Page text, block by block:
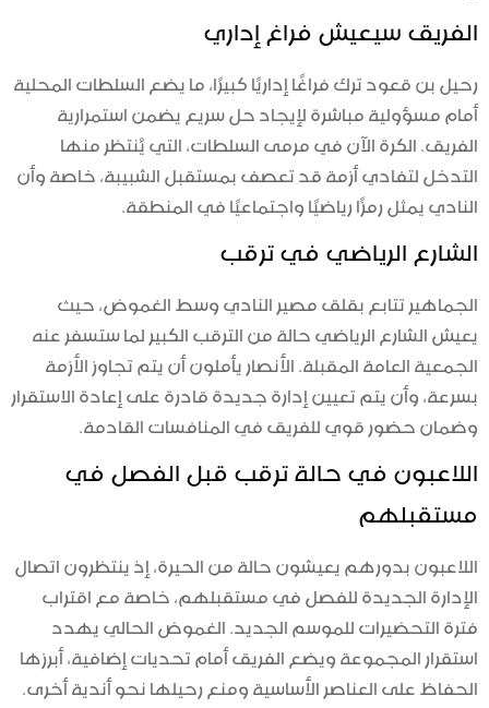
الفريق سيعيش فراغ إداري
رحيل بن قعود ترك فراغًا إداريًا كبيرًا، ما يضع السلطات المحلية
أمام مسؤولية مباشرة لإيجاد حل سريع يضمن استمرارية
الفريق. الكرة الآن في مرمى السلطات، التي يُنتظر منها
التدخل لتفادي أزمة قد تعصف بمستقبل الشبيبة، خاصة وأن
النادي يمثل رمزًا رياضيًا واجتماعيًا في المنطقة.
الشارع الرياضي في ترقب
الجماهير تتابع بقلق مصير النادي وسط الغموض، حيث
يعيش الشارع الرياضي حالة من الترقب الكبير لما ستسفر عنه
الجمعية العامة المقبلة. الأنصار يأملون أن يتم تجاوز الأزمة
بسرعة، وأن يتم تعيين إدارة جديدة قادرة على إعادة الاستقرار
وضمان حضور قوي للفريق في المنافسات القادمة.
اللاعبون في حالة ترقب قبل الفصل في
مستقبلهم
اللاعبون بدورهم يعيشون حالة من الحيرة، إذ ينتظرون اتصال
الإدارة الجديدة للفصل في مستقبلهم، خاصة مع اقتراب
فترة التحضيرات للموسم الجديد. الغموض الحالي يهدد
استقرار المجموعة ويضع الفريق أمام تحديات إضافية، أبرزها
الحفاظ على العناصر الأساسية ومنع رحيلها نحو أندية أخرى.